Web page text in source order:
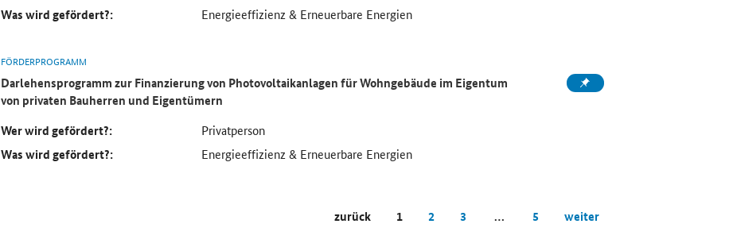
Was wird gefördert?: Energieeffizienz & Erneuerbare Energien
FÖRDERPROGRAMM
Darlehensprogramm zur Finanzierung von Photovoltaikanlagen für Wohngebäude im Eigentum
von privaten Bauherren und Eigentümern
Wer wird gefördert?:
Privatperson
Was wird gefördert?: Energieeffizienz & Erneuerbare Energien
zurück 1 2 3 … 5 weiter